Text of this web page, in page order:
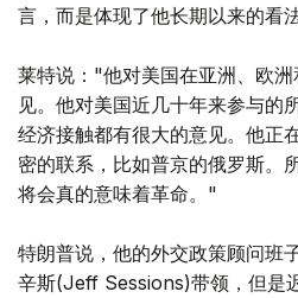
言，而是体现了他长期以来的看法
莱特说："他对美国在亚洲、欧
见。他对美国近几十年来参与的
经济接触都有很大的意见。他正
密的联系，比如普京的俄罗斯。
将会真的意味着革命。"
特朗普说，他的外交政策顾问班
辛斯(Jeff Sessions)带领，但是